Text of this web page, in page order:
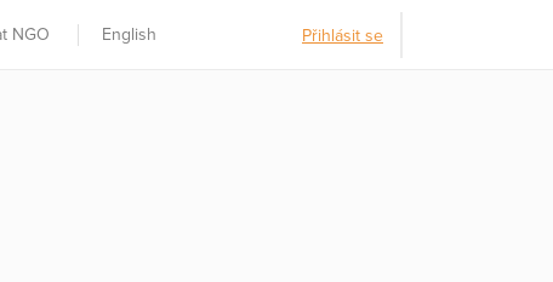
NGO English Přihlásit se